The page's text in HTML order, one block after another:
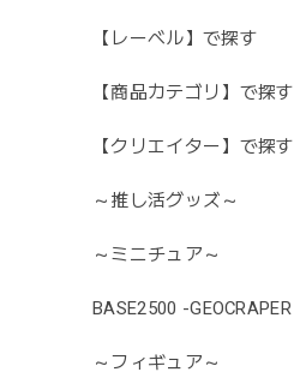
【レーベル】で探す
【商品カテゴリ】で探す
【クリエイター】で探す
～推し活グッズ～
～ミニチュア～
BASE2500 -
～フィギュア～